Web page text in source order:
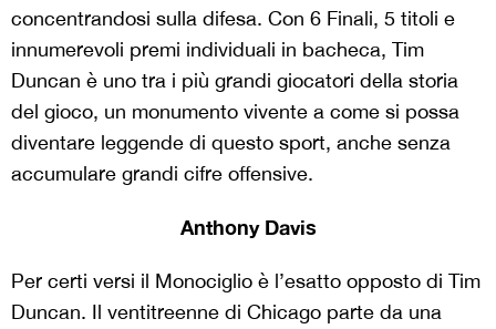
concentrandosi sulla difesa. Con 6 Finali, 5 titoli e
innumerevoli premi individuali in bacheca, Tim
Duncan è uno tra i più grandi giocatori della storia
del gioco, un monumento vivente a come si possa
diventare leggende di questo sport, anche senza
accumulare grandi cifre offensive.
Anthony Davis
Per certi versi il Monociglio è l’esatto opposto di Tim
Duncan. Il ventitreenne di Chicago parte da una